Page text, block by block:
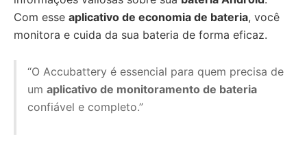
Com esse aplicativo de economia de bateria, você
monitora e cuida da sua bateria de forma eficaz.
“O Accubattery é essencial para quem precisa de
um aplicativo de monitoramento de bateria
confiável e completo.”